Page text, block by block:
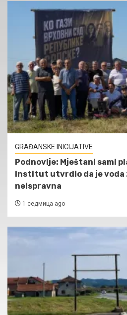
GRAĐANSKE INICIJATIVE
Podnovlje: Mještani sami
Institut utvrdio da je voda
neispravna
1 седмица ago